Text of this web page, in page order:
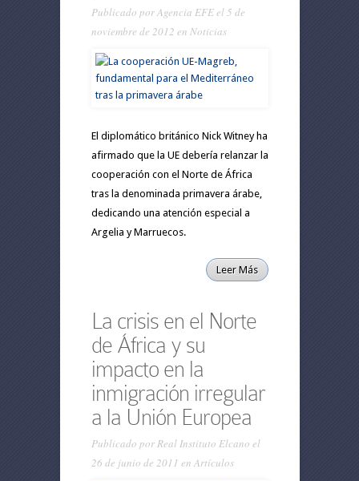
Publicado porAgencia EFEel 5 de
noviembre de 2012 en Noticias
El diplomático británico Nick Witney ha
afirmado que la UE debería relanzar la
cooperación con el Norte de África
tras la denominada primavera árabe,
dedicando una atención especial a
Argelia y Marruecos.
Leer Más
La crisis en el Norte
de África y su
impacto en la
inmigración irregular
a la Unión Europea
Publicado porReal Instituto Elcano el
26 de junio de 2011 en Artículos